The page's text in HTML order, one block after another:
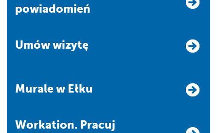
powiadomień
Umów wizytę
Murale w Ełku
Workation. Pracuj